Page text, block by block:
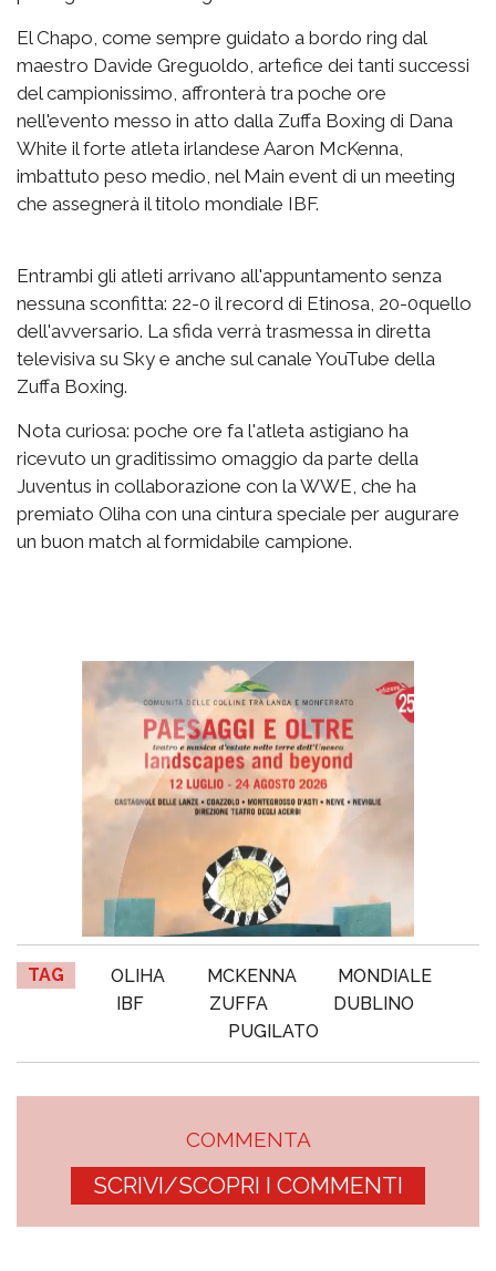
El Chapo, come sempre guidato a bordo ring dal
maestro Davide Greguoldo, artefice dei tanti successi
del campionissimo, affronterà tra poche ore
nell'evento messo in atto dalla Zuffa Boxing di Dana
White il forte atleta irlandese Aaron McKenna,
imbattuto peso medio, nel Main event di un meeting
che assegnerà il titolo mondiale IBF.
Entrambi gli atleti arrivano all'appuntamento senza
nessuna sconfitta: 22-0 il record di Etinosa, 20-0quello
dell'avversario. La sfida verrà trasmessa in diretta
televisiva su Sky e anche sul canale YouTube della
Zuffa Boxing.
Nota curiosa: poche ore fa l'atleta astigiano ha
ricevuto un graditissimo omaggio da parte della
Juventus in collaborazione con la WWE, che ha
premiato Oliha con una cintura speciale per augurare
un buon match al formidabile campione.
TAG OLIHA MCKENNA
MONDIALE
IBF
ZUFFA
DUBLINO
PUGILATO
COMMENTA
SCRIVI/SCOPRI I COMMENTI